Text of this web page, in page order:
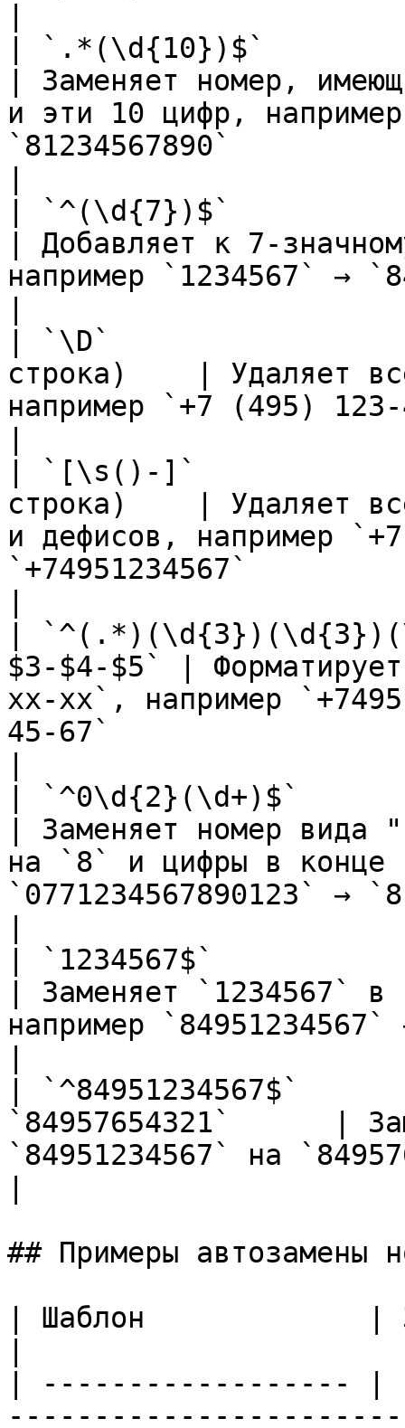
| `.*(\d{10})$`
| Заменяет номер,
и эти 10 цифр,
`81234567890`
| `^(\d{7})$`
| Добавляет к 7-
например `1234567` →
| `\D`
строка)    | Удаляет
например `+7 (495)
| `[\s()-]`
строка)    | Удаляет
и дефисов, например
`+74951234567`
|
$3-$4-$5` |
xx-xx`, например
45-67`
| `^0\d{2}(\d+)$`
| Заменяет номер вида
на `8` и цифры в конце
`0771234567890123` →
| `1234567$`
| Заменяет `1234567`
например
|
`84957654321`      |
`84951234567` на
## Примеры автозамены
| Шаблон             |
| ------------------